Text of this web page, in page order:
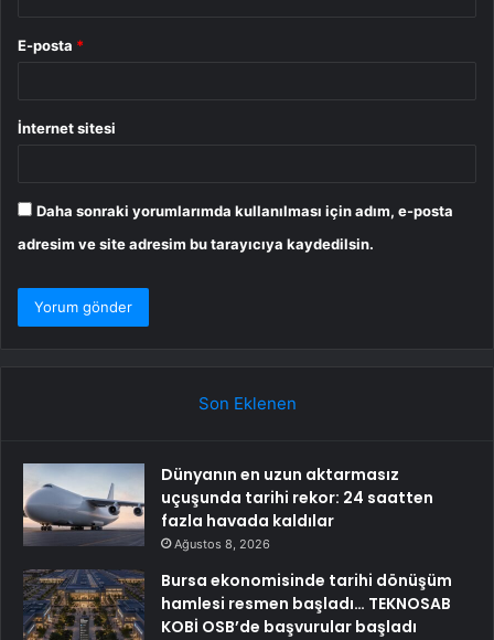
E-posta *
İnternet sitesi
Daha sonraki yorumlarımda kullanılması için adım, e-posta
adresim ve site adresim bu tarayıcıya kaydedilsin.
Son Eklenen
Dünyanın en uzun aktarmasız
uçuşunda tarihi rekor: 24 saatten
fazla havada kaldılar
Ağustos 8, 2026
Bursa ekonomisinde tarihi dönüşüm
hamlesi resmen başladı… TEKNOSAB
KOBİ OSB’de başvurular başladı